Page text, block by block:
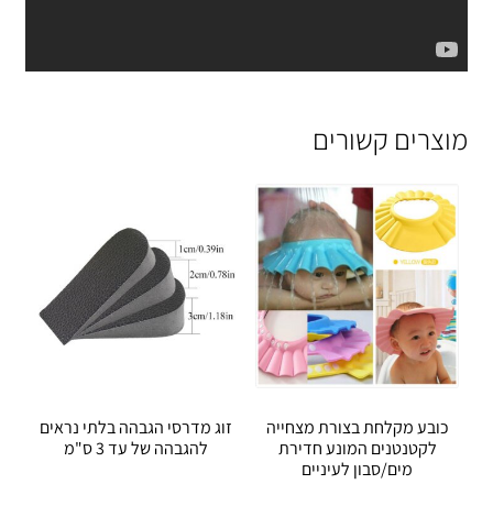
מוצרים קשורים
כובע מקלחת בצורת מצחייה
לקטנטנים המונע חדירת
מים/סבון לעיניים
זוג מדרסי הגבהה בלתי נראים
להגבהה של עד 3 ס"מ